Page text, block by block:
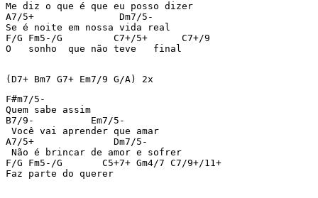
Me diz o que é que eu posso dizer
A7/5+               Dm7/5-
Se é noite em nossa vida real
F/G Fm5-/G         C7+/5+      C7+/9
O   sonho  que não teve   final
(D7+ Bm7 G7+ Em7/9 G/A) 2x
F#m7/5-
Quem sabe assim
B7/9-          Em7/5-
Você vai aprender que amar
A7/5+              Dm7/5-
Não é brincar de amor e sofrer
F/G Fm5-/G       C5+7+ Gm4/7 C7/9+/11+
Faz parte do querer